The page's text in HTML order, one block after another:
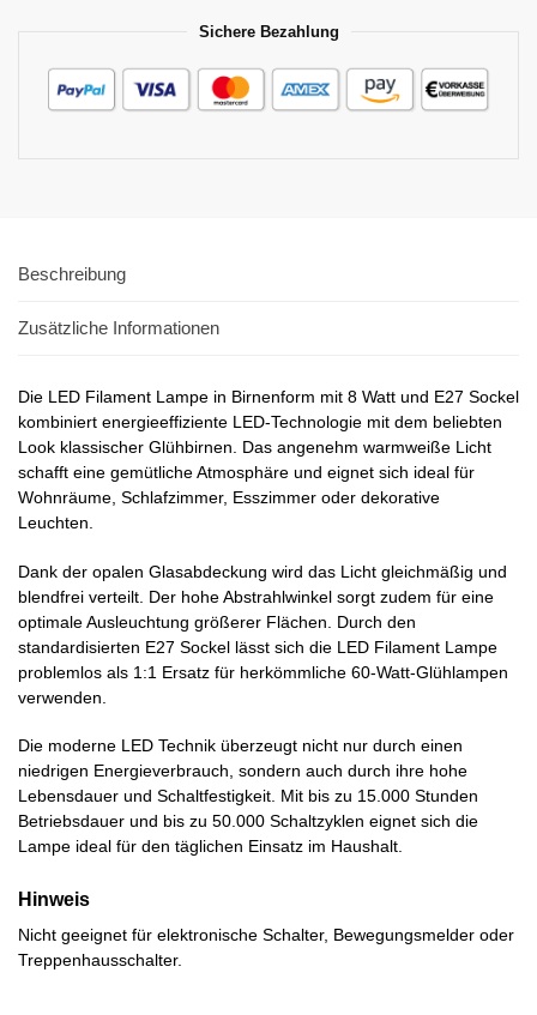
Sichere Bezahlung
Beschreibung
Zusätzliche Informationen
Die LED Filament Lampe in Birnenform mit 8 Watt und E27 Sockel
kombiniert energieeffiziente LED-Technologie mit dem beliebten
Look klassischer Glühbirnen. Das angenehm warmweiße Licht
schafft eine gemütliche Atmosphäre und eignet sich ideal für
Wohnräume, Schlafzimmer, Esszimmer oder dekorative
Leuchten.
Dank der opalen Glasabdeckung wird das Licht gleichmäßig und
blendfrei verteilt. Der hohe Abstrahlwinkel sorgt zudem für eine
optimale Ausleuchtung größerer Flächen. Durch den
standardisierten E27 Sockel lässt sich die LED Filament Lampe
problemlos als 1:1 Ersatz für herkömmliche 60-Watt-Glühlampen
verwenden.
Die moderne LED Technik überzeugt nicht nur durch einen
niedrigen Energieverbrauch, sondern auch durch ihre hohe
Lebensdauer und Schaltfestigkeit. Mit bis zu 15.000 Stunden
Betriebsdauer und bis zu 50.000 Schaltzyklen eignet sich die
Lampe ideal für den täglichen Einsatz im Haushalt.
Hinweis
Nicht geeignet für elektronische Schalter, Bewegungsmelder oder
Treppenhausschalter.